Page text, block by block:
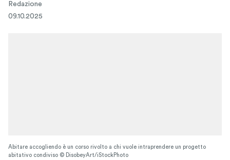
Redazione
09.10.2025
Abitare accogliendo è un corso rivolto a chi vuole intraprendere un progetto
abitativo condiviso © DisobeyArt/iStockPhoto